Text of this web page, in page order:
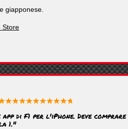
giapponese.
di F1 per l'iPhone. Deve comprare
1."